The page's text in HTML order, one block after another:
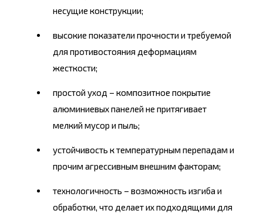
несущие конструкции;
высокие показатели прочности и требуемой
для противостояния деформациям
жесткости;
простой уход – композитное покрытие
алюминиевых панелей не притягивает
мелкий мусор и пыль;
устойчивость к температурным перепадам и
прочим агрессивным внешним факторам;
технологичность – возможность изгиба и
обработки, что делает их подходящими для